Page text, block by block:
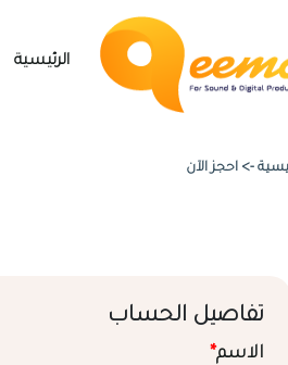
الرئيسية
-> احجز الآن
تفاصيل الحساب
الاسم*